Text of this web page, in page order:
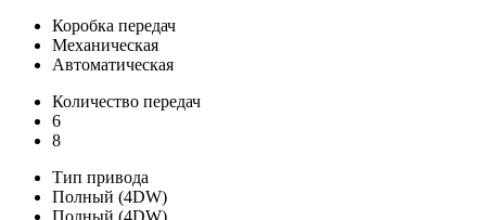
Коробка передач
Механическая
Автоматическая
Количество передач
6
8
Тип привода
Полный (4DW)